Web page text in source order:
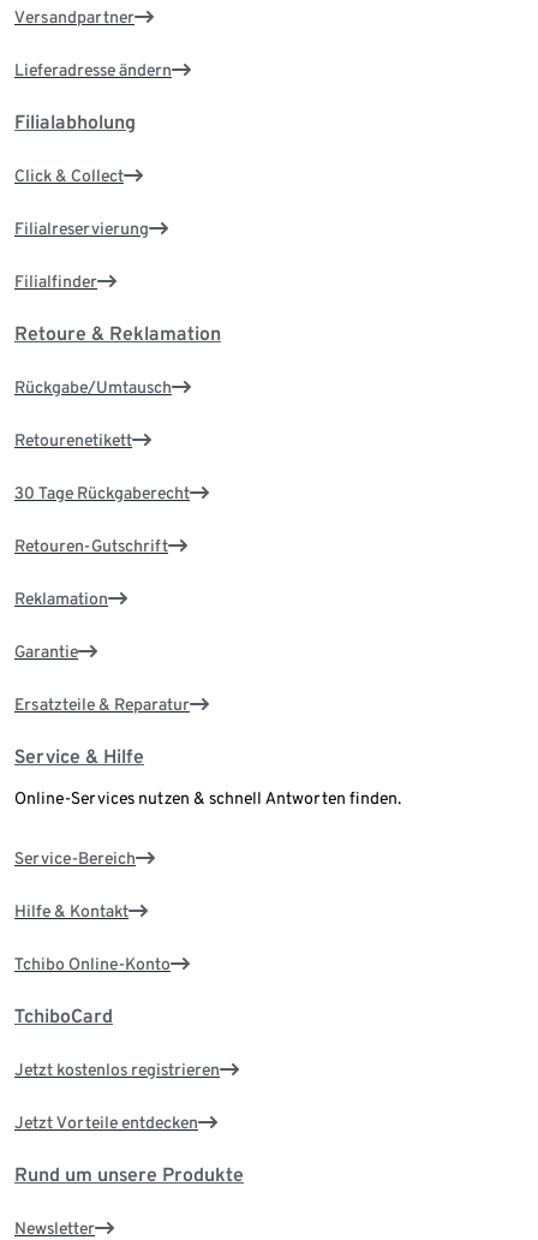
Versandpartner
Lieferadresse ändern
Filialabholung
Click & Collect
Filialreservierung
Filialfinder
Retoure & Reklamation
Rückgabe/Umtausch
Retourenetikett
30 Tage Rückgaberecht
Retouren-Gutschrift
Reklamation
Garantie
Ersatzteile & Reparatur
Service & Hilfe
Online-Services nutzen & schnell Antworten finden.
Service-Bereich
Hilfe & Kontakt
Tchibo Online-Konto
TchiboCard
Jetzt kostenlos registrieren
Jetzt Vorteile entdecken
Rund um unsere Produkte
Newsletter